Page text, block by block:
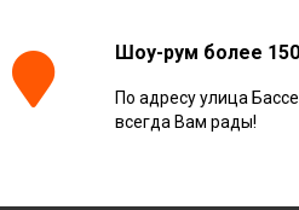
Шоу-рум более
По адресу улица
всегда Вам рады!